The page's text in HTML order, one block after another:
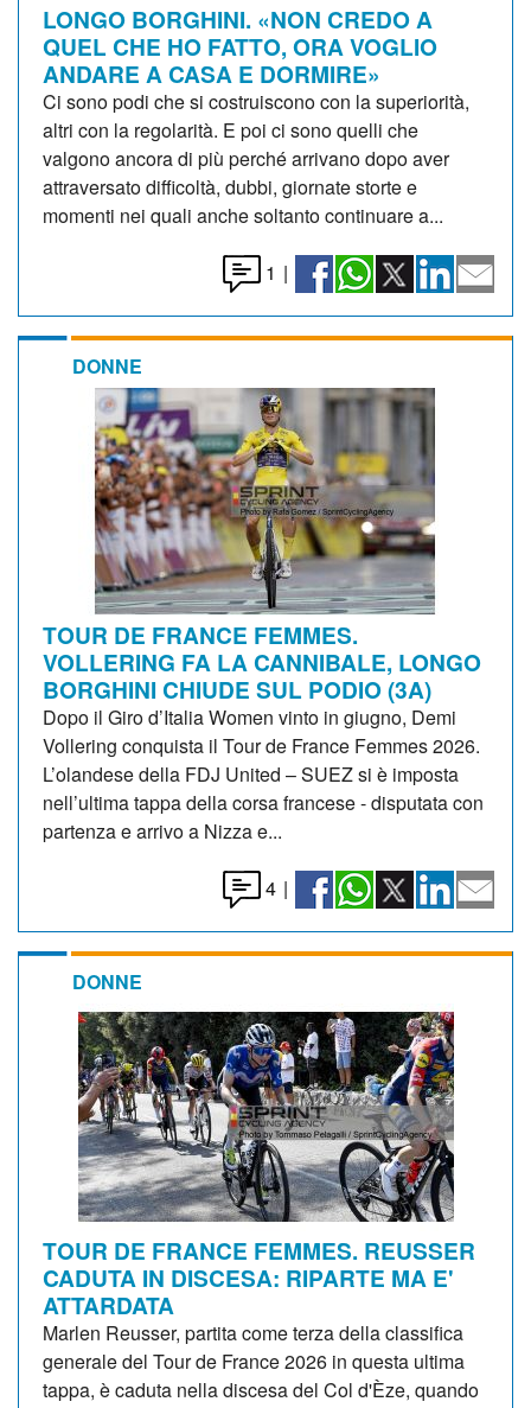
LONGO BORGHINI. «NON CREDO A
QUEL CHE HO FATTO, ORA VOGLIO
ANDARE A CASA E DORMIRE»
Ci sono podi che si costruiscono con la superiorità,
altri con la regolarità. E poi ci sono quelli che
valgono ancora di più perché arrivano dopo aver
attraversato difficoltà, dubbi, giornate storte e
momenti nei quali anche soltanto continuare a...
1 |
DONNE
TOUR DE FRANCE FEMMES.
VOLLERING FA LA CANNIBALE, LONGO
BORGHINI CHIUDE SUL PODIO (3A)
Dopo il Giro d’Italia Women vinto in giugno, Demi
Vollering conquista il Tour de France Femmes 2026.
L’olandese della FDJ United – SUEZ si è imposta
nell’ultima tappa della corsa francese - disputata con
partenza e arrivo a Nizza e...
4 |
DONNE
TOUR DE FRANCE FEMMES. REUSSER
CADUTA IN DISCESA: RIPARTE MA E'
ATTARDATA
Marlen Reusser, partita come terza della classifica
generale del Tour de France 2026 in questa ultima
tappa, è caduta nella discesa del Col d'Èze, quando